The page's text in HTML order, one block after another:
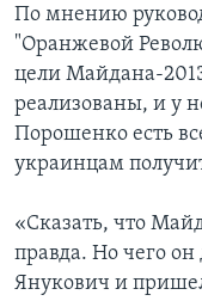
По мнению
"Оранжевой
цели Майдана-
реализованы, и у
Порошенко есть
украинцам
«Сказать, что
правда. Но чего он
Янукович и